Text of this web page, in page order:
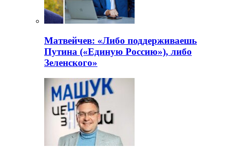
Матвейчев: «Либо поддерживаешь
Путина («Единую Россию»), либо
Зеленского»